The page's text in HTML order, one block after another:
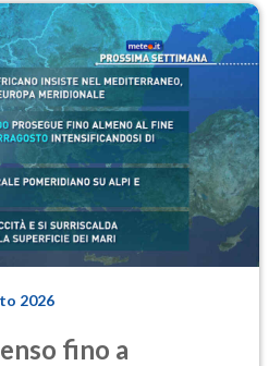
2026
fino a